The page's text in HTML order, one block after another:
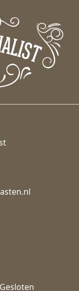
Gesloten